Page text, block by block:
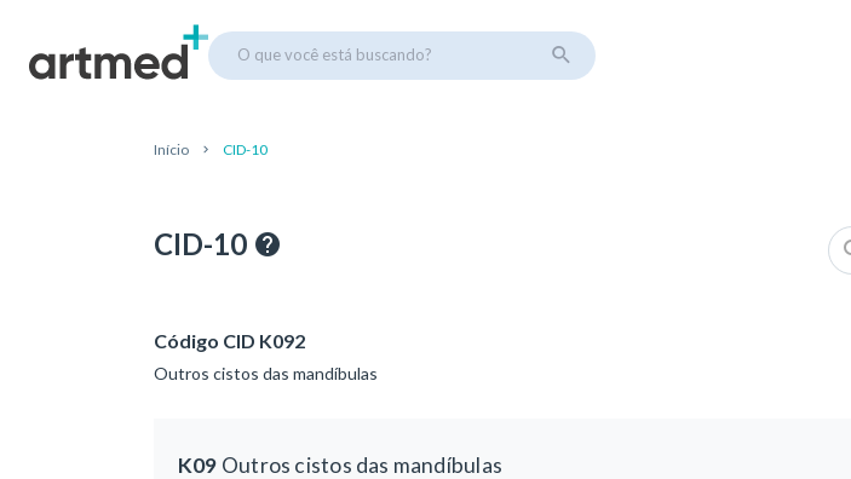
O que você está buscando?
Início CID-10
CID-10
Código CID K092
Outros cistos das mandíbulas
K09 Outros cistos das mandíbulas